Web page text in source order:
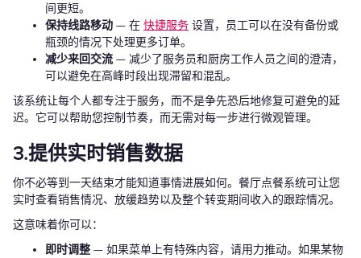
间更短。
保持线路移动 — 在 快捷服务 设置，员工可以在没有备份或
瓶颈的情况下处理更多订单。
减少来回交流 — 减少了服务员和厨房工作人员之间的澄清，
可以避免在高峰时段出现滞留和混乱。
该系统让每个人都专注于服务，而不是争先恐后地修复可避免的延
迟。它可以帮助您控制节奏，而无需对每一步进行微观管理。
3.提供实时销售数据
你不必等到一天结束才能知道事情进展如何。餐厅点餐系统可让您
实时查看销售情况、放缓趋势以及整个转变期间收入的跟踪情况。
这意味着你可以：
即时调整 — 如果菜单上有特殊内容，请用力推动。如果某物